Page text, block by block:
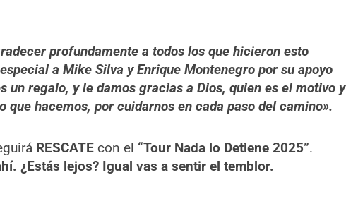
profundamente a todos los que hicieron esto
a Mike Silva y Enrique Montenegro por su apoyo
un regalo, y le damos gracias a Dios, quien es el motivo y
que hacemos, por cuidarnos en cada paso del camino».
RESCATEcon el “Tour Nada lo Detiene 2025”.
¿Estás lejos? Igual vas a sentir el temblor.